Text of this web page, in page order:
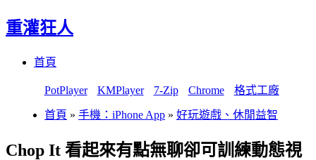
重灌狂人
首頁
PotPlayer KMPlayer 7-Zip Chrome 格式工廠
首頁 » 手機：iPhone App » 好玩遊戲、休閒益智
Chop It 看起來有點無聊卻可訓練動態視